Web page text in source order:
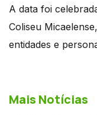
A data foi
Coliseu
entidades e
Mais Notícias